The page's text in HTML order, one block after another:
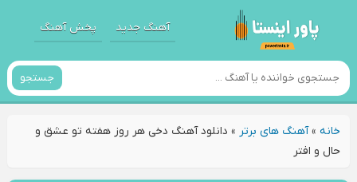
آهنگ جدید پخش آهنگ
جستجو
خانه»آهنگ های برتر » دانلود آهنگ دخی هر روز هفته تو عشق و
حال و افتر